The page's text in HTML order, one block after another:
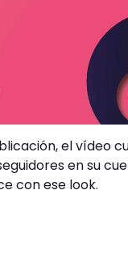
el vídeo
en su
con ese look.